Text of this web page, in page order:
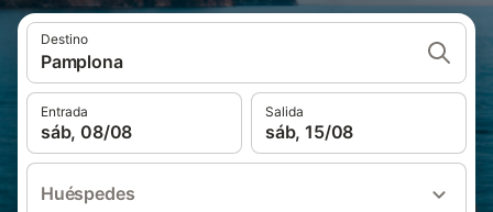
Destino
Pamplona
Entrada
sáb, 08/08
Salida
sáb, 15/08
Huéspedes